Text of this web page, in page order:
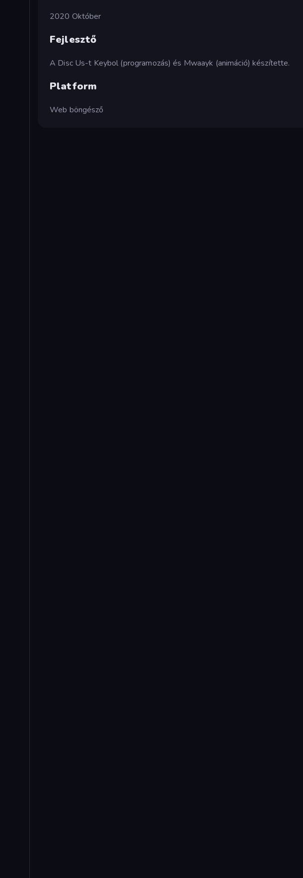
2020 Október
Fejlesztő
A Disc Us-t Keybol (programozás) és Mwaayk (animáció) készítette.
Platform
Web böngésző